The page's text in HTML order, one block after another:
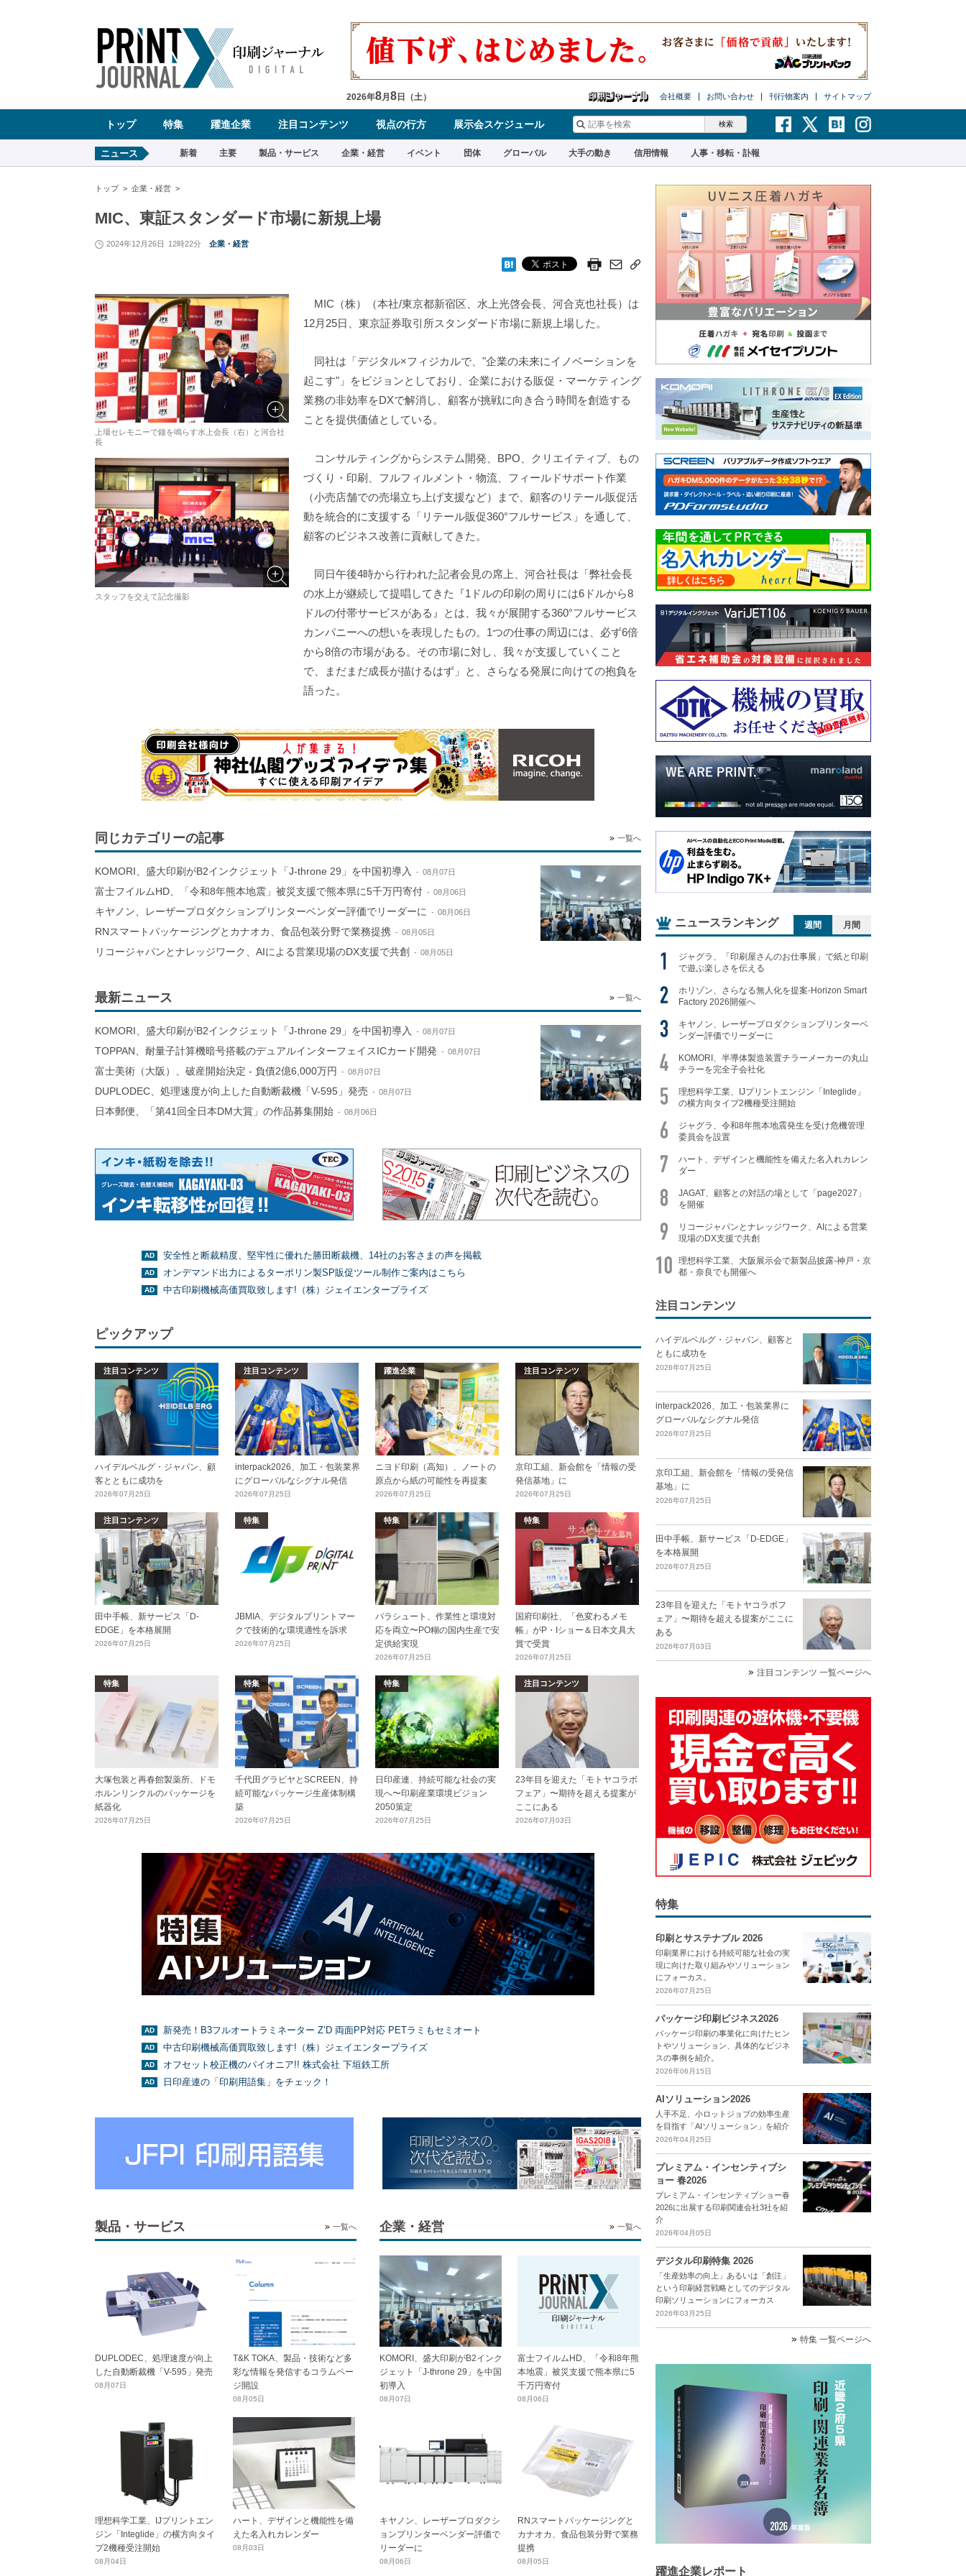
ア
ゲ
ン
2026年8月 8 日（土） 会社概要 お問い合わせ 刊行物案内 サイトマップ
トップ 特集 躍進企業 注目コンテンツ 視点の行方 展示会スケジュール
ニュース 新着 主要 製品・サービス 企業・経営 イベント 団体 グローバル 大手の動き 信用情報 人事・移転・訃報
トップ 企業・経営
MIC、東証スタンダード市場に新規上場
2024年12月26日 12時22分 企業・経営
上場セレモニーで鐘を鳴らす水上会長（右）と河合社
長
スタッフを交えて記念撮影
MIC（株）（本社/東京都新宿区、水上光啓会長、河合克也社長）は
12月25日、東京証券取引所スタンダード市場に新規上場した。
同社は「デジタル×フィジカルで、"企業の未来にイノベーションを
起こす"」をビジョンとしており、企業における販促・マーケティング
業務の非効率をDXで解消し、顧客が挑戦に向き合う時間を創造する
ことを提供価値としている。
コンサルティングからシステム開発、BPO、クリエイティブ、もの
づくり・印刷、フルフィルメント・物流、フィールドサポート作業
（小売店舗での売場立ち上げ支援など）まで、顧客のリテール販促活
動を統合的に支援する「リテール販促360°フルサービス」を通して、
顧客のビジネス改善に貢献してきた。
同日午後4時から行われた記者会見の席上、河合社長は「弊社会長
の水上が継続して提唱してきた『1ドルの印刷の周りには6ドルから8
ドルの付帯サービスがある』とは、我々が展開する360°フルサービス
カンパニーへの想いを表現したもの。1つの仕事の周辺には、必ず6倍
から8倍の市場がある。その市場に対し、我々が支援していくこと
で、まだまだ成長が描けるはず」と、さらなる発展に向けての抱負を
語った。
同じカテゴリーの記事 一覧へ
KOMORI、盛大印刷がB2インクジェット「J-throne 29」を中国初導入 08月07日
富士フイルムHD、「令和8年熊本地震」被災支援で熊本県に5千万円寄付 08月06日
キヤノン、レーザープロダクションプリンターベンダー評価でリーダーに 08月06日
RNスマートパッケージングとカナオカ、食品包装分野で業務提携 08月05日
リコージャパンとナレッジワーク、AIによる営業現場のDX支援で共創 08月05日
最新ニュース 一覧へ
KOMORI、盛大印刷がB2インクジェット「J-throne 29」を中国初導入 08月07日
TOPPAN、耐量子計算機暗号搭載のデュアルインターフェイスICカード開発 08月07日
富士美術（大阪）、破産開始決定 - 負債2億6,000万円 08月07日
DUPLODEC、処理速度が向上した自動断裁機「V-595」発売 08月07日
日本郵便、「第41回全日本DM大賞」の作品募集開始 08月06日
安全性と断裁精度、堅牢性に優れた勝田断裁機、14社のお客さまの声を掲載
オンデマンド出力によるターポリン製SP販促ツール制作ご案内はこちら
中古印刷機械高価買取致します!（株）ジェイエンタープライズ
ピックアップ
注目コンテンツ
ハイデルベルグ・ジャパン、顧
客とともに成功を
2026年07月25日
注目コンテンツ
interpack2026、加工・包装業界
にグローバルなシグナル発信
2026年07月25日
躍進企業
ニヨド印刷（高知）、ノートの
原点から紙の可能性を再提案
2026年07月25日
注目コンテンツ
京印工組、新会館を「情報の受
発信基地」に
2026年07月25日
注目コンテンツ
田中手帳、新サービス「D-
EDGE」を本格展開
2026年07月25日
特集
JBMIA、デジタルプリントマー
クで技術的な環境適性を訴求
2026年07月25日
特集
パラシュート、作業性と環境対
応を両立〜PO糊の国内生産で安
定供給実現
2026年07月25日
特集
国府印刷社、「色変わるメモ
帳」がP・Iショー＆日本文具大
賞で受賞
2026年07月25日
特集
大塚包装と再春館製薬所、ドモ
ホルンリンクルのパッケージを
紙器化
2026年07月25日
特集
千代田グラビヤとSCREEN、持
続可能なパッケージ生産体制構
築
2026年07月25日
特集
日印産連、持続可能な社会の実
現へ〜印刷産業環境ビジョン
2050策定
2026年07月25日
注目コンテンツ
23年目を迎えた「モトヤコラボ
フェア」〜期待を超える提案が
ここにある
2026年07月03日
新発売！B3フルオートラミネーター Z’D 両面PP対応 PETラミもセミオート
中古印刷機械高価買取致します!（株）ジェイエンタープライズ
オフセット校正機のパイオニア!! 株式会社 下垣鉄工所
日印産連の「印刷用語集」をチェック！
製品・サービス 一覧へ
DUPLODEC、処理速度が向上
した自動断裁機「V-595」発売
08月07日
T&K TOKA、製品・技術など多
彩な情報を発信するコラムペー
ジ開設
08月05日
理想科学工業、IJプリントエン
ジン「Integlide」の横方向タイ
プ2機種受注開始
08月04日
ハート、デザインと機能性を備
えた名入れカレンダー
08月03日
企業・経営 一覧へ
KOMORI、盛大印刷がB2インク
ジェット「J-throne 29」を中国
初導入
08月07日
富士フイルムHD、「令和8年熊
本地震」被災支援で熊本県に5
千万円寄付
08月06日
キヤノン、レーザープロダクシ
ョンプリンターベンダー評価で
リーダーに
08月06日
RNスマートパッケージングと
カナオカ、食品包装分野で業務
提携
08月05日
ニュースランキング 週間 月間
ジャグラ、「印刷屋さんのお仕事展」で紙と印刷
で遊ぶ楽しさを伝える
ホリゾン、さらなる無人化を提案-Horizon Smart
Factory 2026開催へ
キヤノン、レーザープロダクションプリンターベ
ンダー評価でリーダーに
KOMORI、半導体製造装置チラーメーカーの丸山
チラーを完全子会社化
理想科学工業、IJプリントエンジン「Integlide」
の横方向タイプ2機種受注開始
ジャグラ、令和8年熊本地震発生を受け危機管理
委員会を設置
ハート、デザインと機能性を備えた名入れカレン
ダー
JAGAT、顧客との対話の場として「page2027」
を開催
リコージャパンとナレッジワーク、AIによる営業
現場のDX支援で共創
理想科学工業、大阪展示会で新製品披露-神戸・京
都・奈良でも開催へ
注目コンテンツ
ハイデルベルグ・ジャパン、顧客と
ともに成功を
2026年07月25日
interpack2026、加工・包装業界に
グローバルなシグナル発信
2026年07月25日
京印工組、新会館を「情報の受発信
基地」に
2026年07月25日
田中手帳、新サービス「D-EDGE」
を本格展開
2026年07月25日
23年目を迎えた「モトヤコラボフ
ェア」〜期待を超える提案がここに
ある
2026年07月03日
注目コンテンツ 一覧ページへ
特集
印刷とサステナブル 2026
印刷業界における持続可能な社会の実
現に向けた取り組みやソリューション
にフォーカス。
2026年07月25日
パッケージ印刷ビジネス2026
パッケージ印刷の事業化に向けたヒン
トやソリューション、具体的なビジネ
スの事例を紹介。
2026年06月15日
AIソリューション2026
人手不足、小ロットジョブの効率生産
を目指す「AIソリューション」を紹介
2026年04月25日
プレミアム・インセンティブシ
ョー 春2026
プレミアム・インセンティブショー春
2026に出展する印刷関連会社3社を紹
介
2026年04月05日
デジタル印刷特集 2026
「生産効率の向上」あるいは「創注」
という印刷経営戦略としてのデジタル
印刷ソリューションにフォーカス
2026年03月25日
特集 一覧ページへ
躍進企業レポート